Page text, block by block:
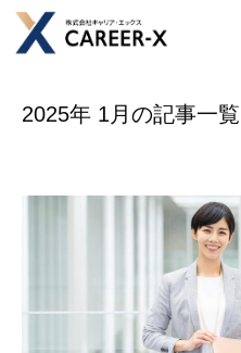
2025年 1月の記事一覧